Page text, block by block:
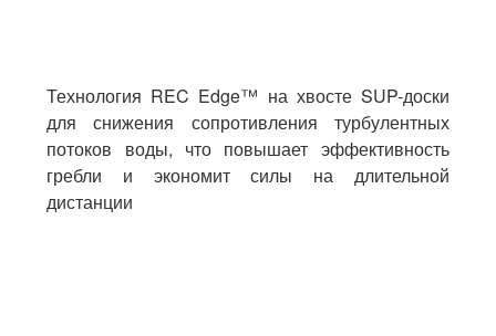
Технология REC Edge™ на хвосте SUP-доски
для снижения сопротивления турбулентных
потоков воды, что повышает эффективность
гребли и экономит силы на длительной
дистанции